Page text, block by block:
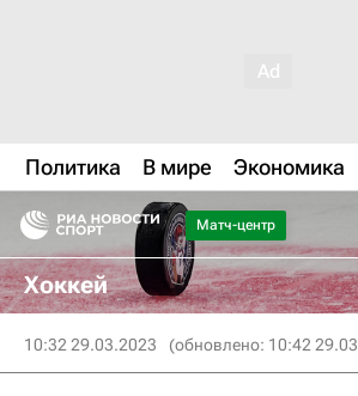
Политика В мире Экономика
Матч-центр
Хоккей
10:32 29.03.2023 (обновлено: 10:42